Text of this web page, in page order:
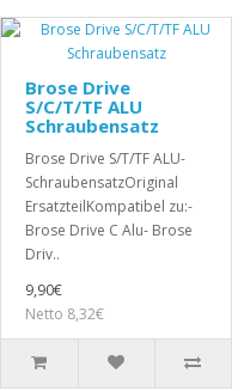
Brose Drive
S/C/T/TF ALU
Schraubensatz
Brose Drive S/T/TF ALU-
SchraubensatzOriginal
ErsatzteilKompatibel zu:-
Brose Drive C Alu- Brose
Driv..
9,90€
Netto 8,32€